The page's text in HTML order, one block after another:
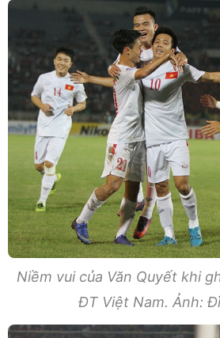
Niềm vui của Văn Quyết khi
ĐT Việt Nam. Ảnh: